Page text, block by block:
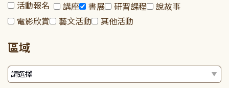
活動報名 講座 書展 研習課程
說故事
電影欣賞
藝文活動 其他活動
區域